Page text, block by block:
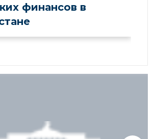
финансов в